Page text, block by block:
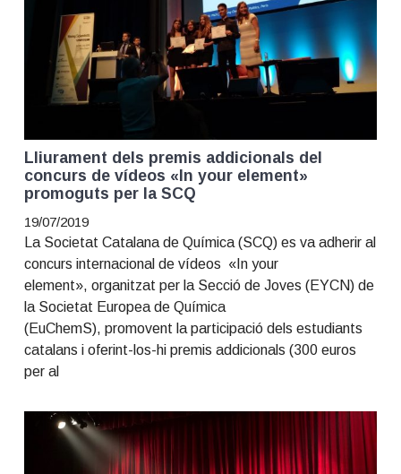
Lliurament dels premis addicionals del
concurs de vídeos «In your element»
promoguts per la SCQ
19/07/2019
La Societat Catalana de Química (SCQ) es va adherir al
concurs internacional de vídeos «In your
element», organitzat per la Secció de Joves (EYCN) de
la Societat Europea de Química
(EuChemS), promovent la participació dels estudiants
catalans i oferint-los-hi premis addicionals (300 euros
per al